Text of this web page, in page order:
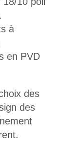
à
en PVD
des
des